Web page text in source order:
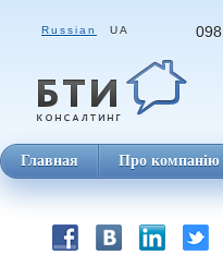
Russian UA 098
Главная Про компанію